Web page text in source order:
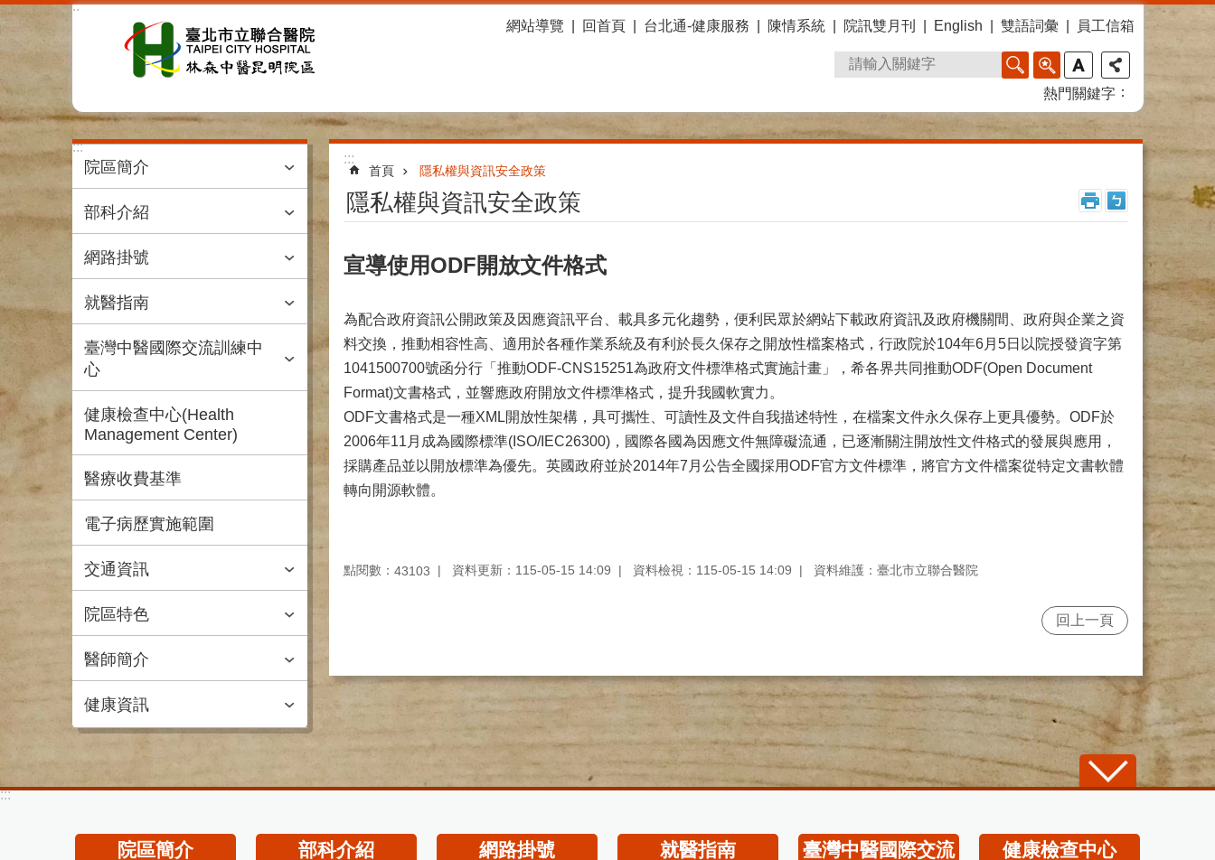
跳到主要內容區塊
:::
網站導覽
回首頁 台北通-健康服務 陳情系統 院訊雙月刊 English 雙語詞彙 員工信箱
熱門關鍵字
:::
院區簡介
部科介紹
網路掛號
就醫指南
臺灣中醫國際交流訓練中
心
健康檢查中心(Health
Management Center)
醫療收費基準
電子病歷實施範圍
交通資訊
院區特色
醫師簡介
健康資訊
:::
首頁 隱私權與資訊安全政策
隱私權與資訊安全政策
宣導使用ODF開放文件格式
為配合政府資訊公開政策及因應資訊平台、載具多元化趨勢，便利民眾於網站下載政府資訊及政府機關間、政府與企業之資
料交換，推動相容性高、適用於各種作業系統及有利於長久保存之開放性檔案格式，行政院於104年6月5日以院授發資字第
1041500700號函分行「推動ODF-CNS15251為政府文件標準格式實施計畫」，希各界共同推動ODF(Open Document
Format)文書格式，並響應政府開放文件標準格式，提升我國軟實力。
ODF文書格式是一種XML開放性架構，具可攜性、可讀性及文件自我描述特性，在檔案文件永久保存上更具優勢。ODF於
2006年11月成為國際標準(ISO/IEC26300)，國際各國為因應文件無障礙流通，已逐漸關注開放性文件格式的發展與應用，
採購產品並以開放標準為優先。英國政府並於2014年7月公告全國採用ODF官方文件標準，將官方文件檔案從特定文書軟體
轉向開源軟體。
點閱數： 43103 資料更新：115-05-15 14:09 資料檢視：115-05-15 14:09 資料維護：臺北市立聯合醫院
回上一頁
:::
院區簡介 部科介紹 網路掛號 就醫指南
臺灣中醫國際交流
健康檢查中心